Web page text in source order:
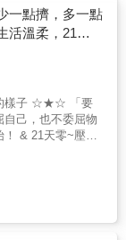
廚具、餐具或衣
擇能夠自行保養
活中培養感性，
打造優質的
成為表情與心
品，維持好人
事&末羊子／
明工作創意生活、
安蒔／藝收納居家
家潘月琪／知名
》作者整理鍊金
鍊金術》作者
版主Kasin／極簡
建立完整系統。
彩、造型、材
本書不單純仰賴
視覺效果的觀
理論、技法、訣
透過作者
可以在各種情境
，並在呈現美麗
本書就能學到經
，無論時代怎麼
理出從企劃發想
道法則」，只要
成左右的餐桌布
一點擠，多一點
活溫柔，21天
間、心靈、人
樣子 ☆★☆ 「要
己，也不委屈物
& 21天零~壓~
打開大門開始，
是你滿意的樣子